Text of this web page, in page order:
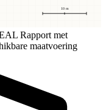
10 m
Rapport met
maatvoering